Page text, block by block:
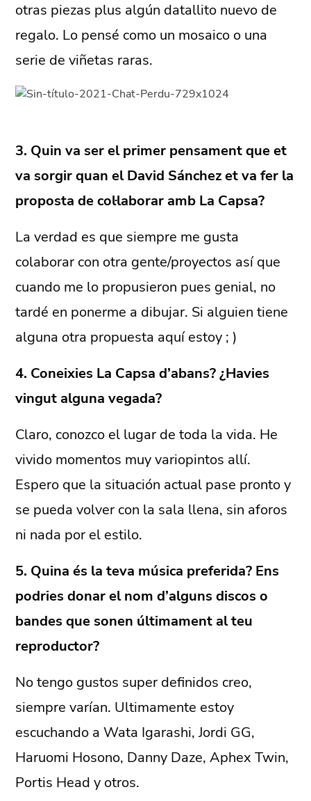
otras piezas plus algún datallito nuevo de
regalo. Lo pensé como un mosaico o una
serie de viñetas raras.
3. Quin va ser el primer pensament que et
va sorgir quan el David Sánchez et va fer la
proposta de col·laborar amb La Capsa?
La verdad es que siempre me gusta
colaborar con otra gente/proyectos así que
cuando me lo propusieron pues genial, no
tardé en ponerme a dibujar. Si alguien tiene
alguna otra propuesta aquí estoy ; )
4. Coneixies La Capsa d’abans? ¿Havies
vingut alguna vegada?
Claro, conozco el lugar de toda la vida. He
vivido momentos muy variopintos allí.
Espero que la situación actual pase pronto y
se pueda volver con la sala llena, sin aforos
ni nada por el estilo.
5. Quina és la teva música preferida? Ens
podries donar el nom d’alguns discos o
bandes que sonen últimament al teu
reproductor?
No tengo gustos super definidos creo,
siempre varían. Ultimamente estoy
escuchando a Wata Igarashi, Jordi GG,
Haruomi Hosono, Danny Daze, Aphex Twin,
Portis Head y otros.